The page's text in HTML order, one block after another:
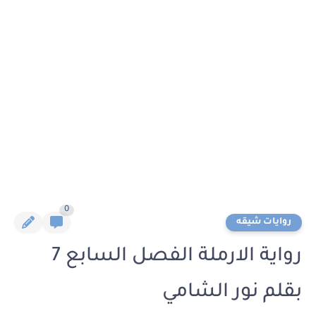
روايات شيقه
0
رواية الارملة الفصل السابع 7
بقلم نور الشامي